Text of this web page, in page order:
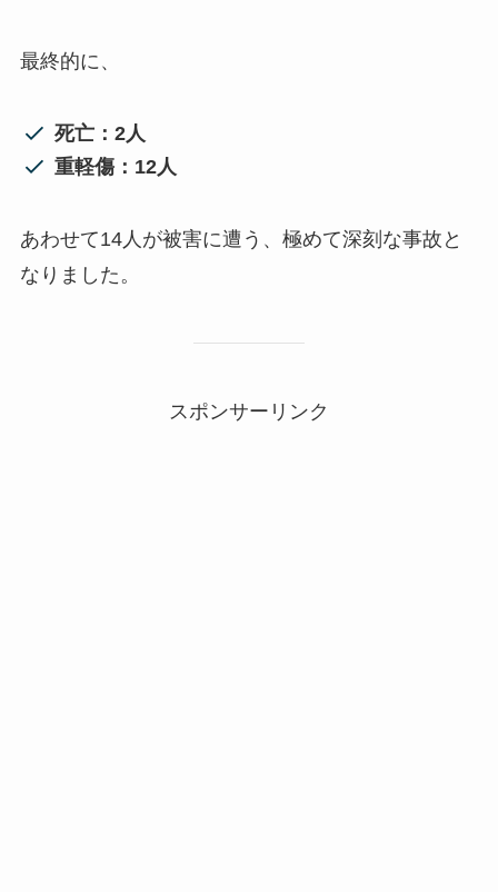
最終的に、
死亡：2人
重軽傷：12人
あわせて14人が被害に遭う、極めて深刻な事故と
なりました。
スポンサーリンク